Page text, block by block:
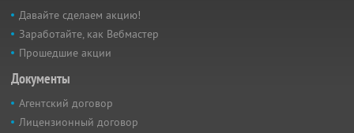
Давайте сделаем акцию!
Заработайте, как Вебмастер
Прошедшие акции
Документы
Агентский договор
Лицензионный договор